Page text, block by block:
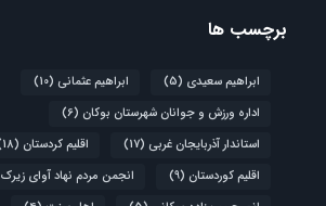
برچسب ها
ابراهیم سعیدی (5) ابراهیم عثمانی (10)
اداره ورزش و جوانان شهرستان بوکان (6)
استاندار آذربایجان غربی (17) اقلیم کردستان (18)
اقلیم کوردستان (9) انجمن مردم نهاد آوای زیرک